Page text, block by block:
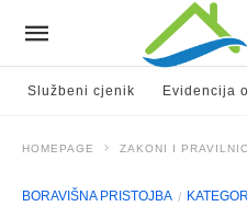
Službeni cjenik Evidencija
HOMEPAGE ZAKONI I
BORAVIŠNA PRISTOJBA